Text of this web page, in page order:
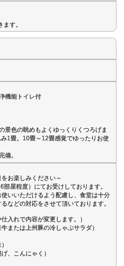
す。
機能トイレ付
景色の眺めもよくゆっくりくつろげま
1畳。10畳～12畳感覚でゆったりお使
備。
お楽しみください～
屋程度）にてお受けしております。
いいただけるよう配慮し、食堂は十分
などの対応をさせて頂いております。
入れで内容が変更します。）
または上州豚の冷しゃぶサラダ）
、こんにゃく）